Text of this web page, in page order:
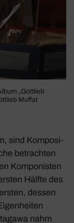
„Gott­lieb
Muffat
sind Kompo­si­
betrachten
Kompo­nisten
Hälfte des
dessen
nahm